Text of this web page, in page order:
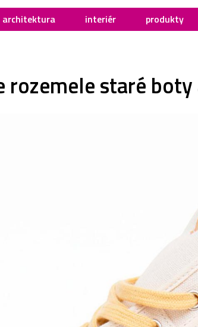
architektura interiér produkty
rozemele staré